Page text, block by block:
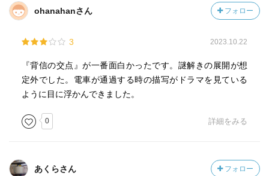
うに物を時限的に落としたり、録音データでラップ音。
④リターンザ・ギフト
Huluでドラマ化するらしい。
ホステス誉子、殺人未遂で殺されそうになる。
その犯人新宮和也、武藤浩二に交換殺人持ちかけられたと
武藤浩二は行方不明。
ohanahanさん フォロー
3 2023.10.22
『背信の交点』が一番面白かったです。謎解きの展開が想
定外でした。電車が通過する時の描写がドラマを見ている
ように目に浮かんできました。
0 詳細をみる
あくらさん フォロー